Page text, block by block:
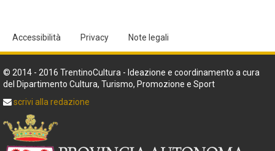
Accessibilità Privacy Note legali
© 2014 - 2016 TrentinoCultura - Ideazione e coordinamento a cura
del Dipartimento Cultura, Turismo, Promozione e Sport
scrivi alla redazione